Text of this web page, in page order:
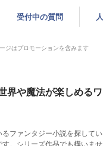
受付中の質問
ジはプロモーションを含みます
界や魔法が楽しめる
ファンタジー小説を探して
。シリーズ作品でも構いま